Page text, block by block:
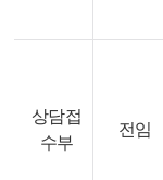
상담접
수부
전임